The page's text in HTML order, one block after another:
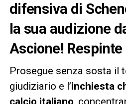
difensiva di
la sua audizione
Ascione!
Prosegue senza sosta il
giudiziario e l’inchiesta